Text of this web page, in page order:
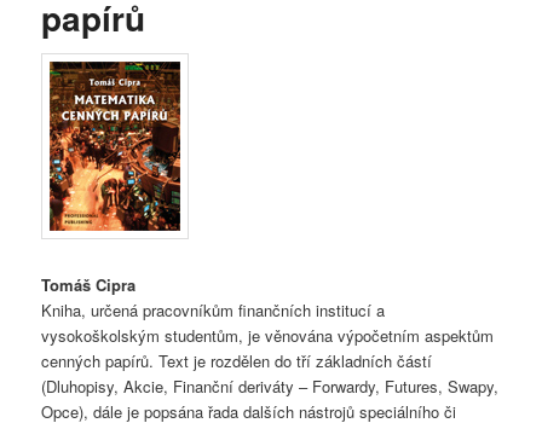
papírů
Tomáš Cipra
Kniha, určená pracovníkům finančních institucí a
vysokoškolským studentům, je věnována výpočetním aspektům
cenných papírů. Text je rozdělen do tří základních částí
(Dluhopisy, Akcie, Finanční deriváty – Forwardy, Futures, Swapy,
Opce), dále je popsána řada dalších nástrojů speciálního či